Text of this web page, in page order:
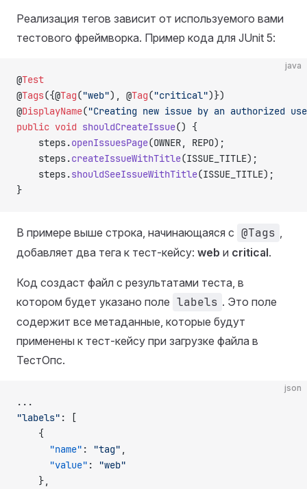
Реализация тегов зависит от используемого вами
тестового фреймворка. Пример кода для JUnit 5:
java
@Test
@Tags({@Tag("web"), @Tag("critical")})
@DisplayName("Creating new issue by an authorized
public void shouldCreateIssue() {
    steps.
openIssuesPage(OWNER, REPO);
    steps.
createIssueWithTitle(ISSUE_TITLE);
    steps.
shouldSeeIssueWithTitle(ISSUE_TITLE);
}
В примере выше строка, начинающаяся с @Tags ,
добавляет два тега к тест-кейсу: web и critical.
Код создаст файл с результатами теста, в
котором будет указано поле labels . Это поле
содержит все метаданные, которые будут
применены к тест-кейсу при загрузке файла в
ТестОпс.
json
...
"labels" : [
    {
      "name"
: "tag" ,
      "value"
:
"web"
    },